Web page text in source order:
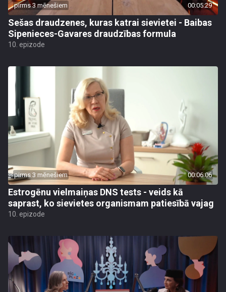
pirms 3 mēnešiem 00:05:29
Sešas draudzenes, kuras katrai sievietei - Baibas
Sipenieces-Gavares draudzības formula
10. epizode
pirms 3 mēnešiem 00:06:06
Estrogēnu vielmaiņas DNS tests - veids kā
saprast, ko sievietes organismam patiesībā vajag
10. epizode